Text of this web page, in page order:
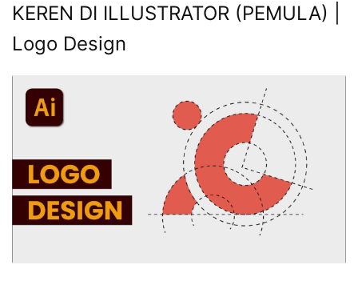
KEREN DI ILLUSTRATOR (PEMULA) |
Logo Design